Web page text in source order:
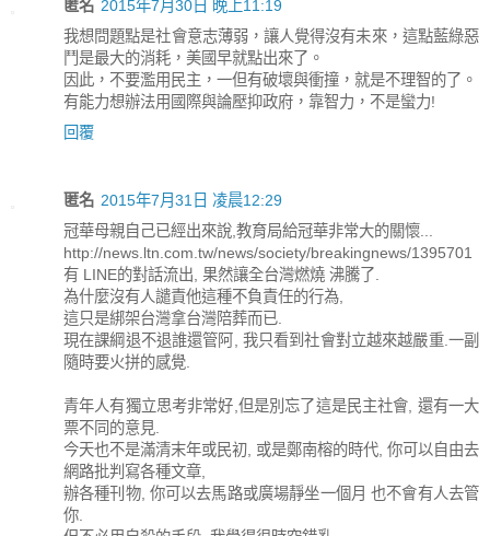
匿名 2015年7月30日 晚上11:19
我想問題點是社會意志薄弱，讓人覺得沒有未來，這點藍綠惡
鬥是最大的消耗，美國早就點出來了。
因此，不要濫用民主，一但有破壞與衝撞，就是不理智的了。
有能力想辦法用國際與論壓抑政府，靠智力，不是蠻力!
回覆
匿名 2015年7月31日 凌晨12:29
冠華母親自己已經出來說,教育局給冠華非常大的關懷...
http://news.ltn.com.tw/news/society/breakingnews/1395701
有 LINE的對話流出, 果然讓全台灣燃燒 沸騰了.
為什麼沒有人譴責他這種不負責任的行為,
這只是綁架台灣拿台灣陪葬而已.
現在課綱退不退誰還管阿, 我只看到社會對立越來越嚴重.一副
隨時要火拼的感覺.
青年人有獨立思考非常好,但是別忘了這是民主社會, 還有一大
票不同的意見.
今天也不是滿清末年或民初, 或是鄭南榕的時代, 你可以自由去
網路批判寫各種文章,
辦各種刊物, 你可以去馬路或廣場靜坐一個月 也不會有人去管
你.